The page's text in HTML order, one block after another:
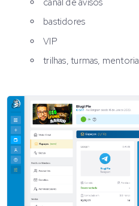
bastidores
VIP
trilhas, turmas, mentoria